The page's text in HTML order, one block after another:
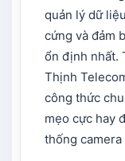
quản lý dữ
cứng và đảm
ổn định nhất.
Thịnh
công thức
mẹo cực hay
thống camera